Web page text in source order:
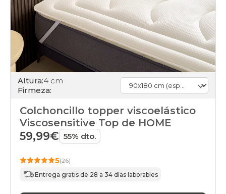
Altura:4 cm
Firmeza:
Colchoncillo topper viscoelástico
Viscosensitive Top de HOME
59,99€ 55% dto.
5(26)
Entrega gratis de 28 a 34 días laborables